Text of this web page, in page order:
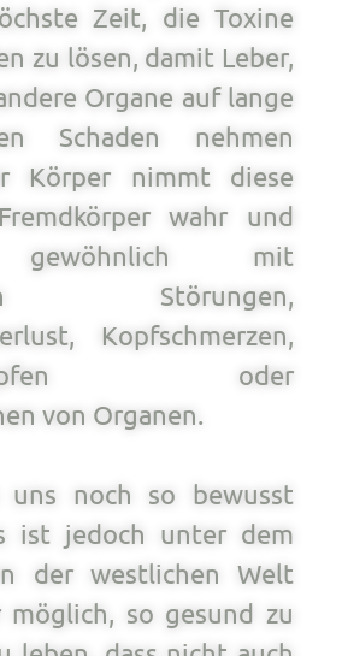
Zeit, die Toxine
zu lösen, damit Leber,
Organe auf lange
Schaden nehmen
Körper nimmt diese
wahr und
gewöhnlich mit
Störungen,
Kopfschmerzen,
oder
von Organen.
uns noch so bewusst
ist jedoch unter dem
der westlichen Welt
so gesund zu